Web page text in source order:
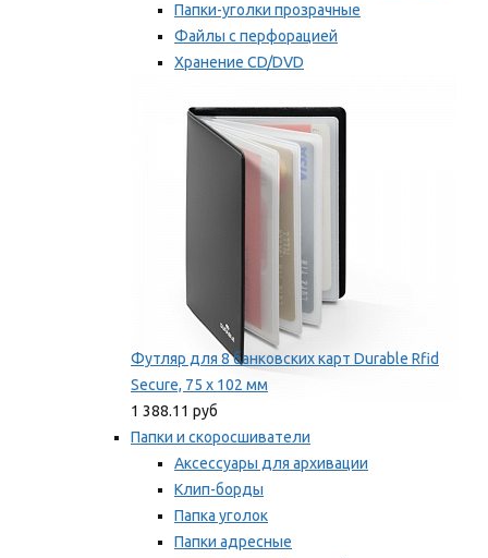
Папки-уголки прозрачные
Файлы с перфорацией
Хранение CD/DVD
Мы рекомендуем
Футляр для 8 банковских карт Durable Rfid
Secure, 75 х 102 мм
1 388.11 руб
Папки и скоросшиватели
Аксессуары для архивации
Клип-борды
Папка уголок
Папки адресные